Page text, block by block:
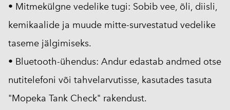
• Mitmekülgne vedelike tugi: Sobib vee, õli, diisli,
kemikaalide ja muude mitte-survestatud vedelike
taseme jälgimiseks.
• Bluetooth-ühendus: Andur edastab andmed otse
nutitelefoni või tahvelarvutisse, kasutades tasuta
"Mopeka Tank Check" rakendust.